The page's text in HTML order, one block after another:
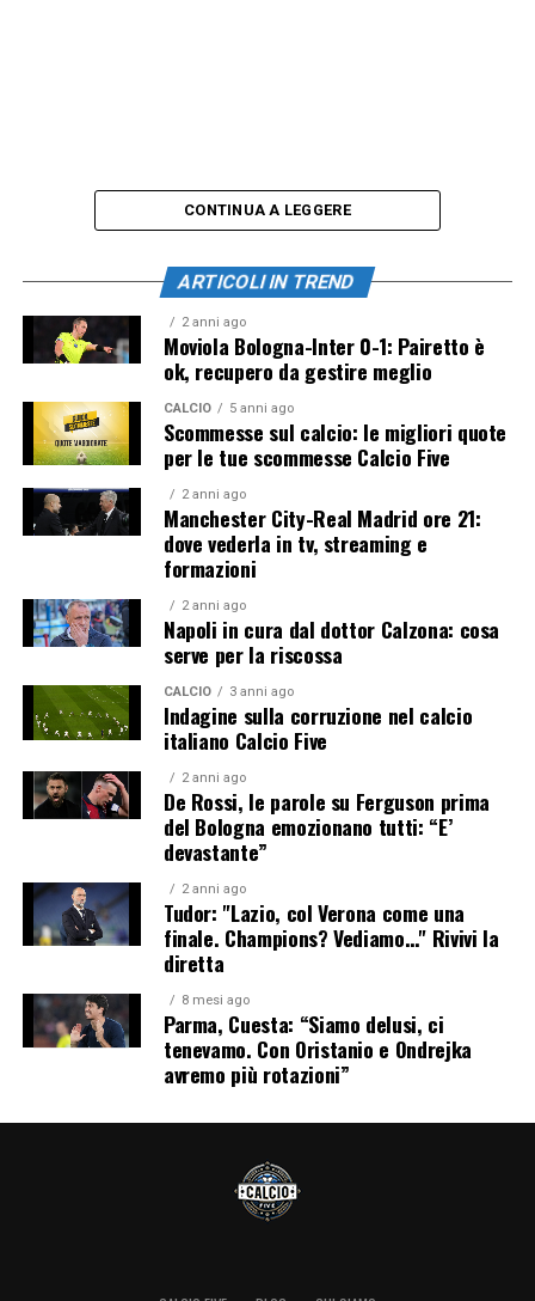
CONTINUA A LEGGERE
ARTICOLI IN TREND
2 anni ago
Moviola Bologna-Inter 0-1: Pairetto è
ok, recupero da gestire meglio
CALCIO 5 anni ago
Scommesse sul calcio: le migliori quote
per le tue scommesse Calcio Five
2 anni ago
Manchester City-Real Madrid ore 21:
dove vederla in tv, streaming e
formazioni
2 anni ago
Napoli in cura dal dottor Calzona: cosa
serve per la riscossa
CALCIO 3 anni ago
Indagine sulla corruzione nel calcio
italiano Calcio Five
2 anni ago
De Rossi, le parole su Ferguson prima
del Bologna emozionano tutti: “E’
devastante”
2 anni ago
Tudor: "Lazio, col Verona come una
finale. Champions? Vediamo…" Rivivi la
diretta
8 mesi ago
Parma, Cuesta: “Siamo delusi, ci
tenevamo. Con Oristanio e Ondrejka
avremo più rotazioni”